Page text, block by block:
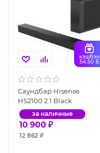
кэшбэк
54.50 Б
Саундбар Hisense
HS2100 2.1 Black
за наличные
10 900 ₽
12 862 ₽